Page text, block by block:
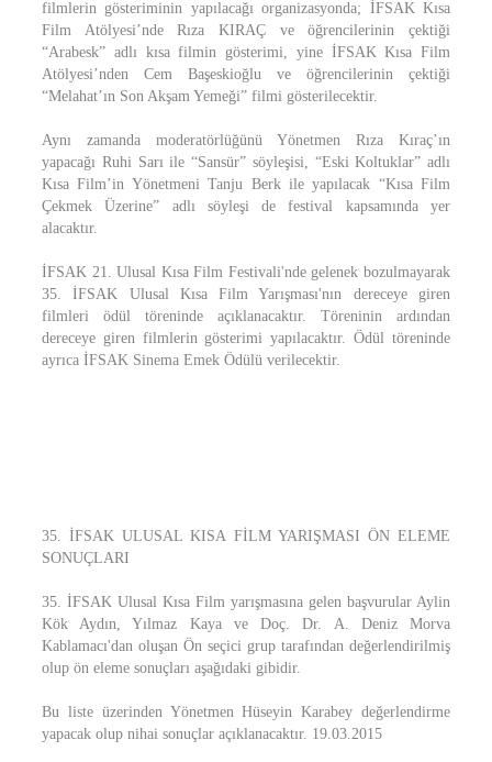
filmlerin gösteriminin yapılacağı organizasyonda; İFSAK Kısa
Film Atölyesi’nde Rıza KIRAÇ ve öğrencilerinin çektiği
“Arabesk” adlı kısa filmin gösterimi, yine İFSAK Kısa Film
Atölyesi’nden Cem Başeskioğlu ve öğrencilerinin çektiği
“Melahat’ın Son Akşam Yemeği” filmi gösterilecektir.
Aynı zamanda moderatörlüğünü Yönetmen Rıza Kıraç’ın
yapacağı Ruhi Sarı ile “Sansür” söyleşisi, “Eski Koltuklar” adlı
Kısa Film’in Yönetmeni Tanju Berk ile yapılacak “Kısa Film
Çekmek Üzerine” adlı söyleşi de festival kapsamında yer
alacaktır.
İFSAK 21. Ulusal Kısa Film Festivali'nde gelenek bozulmayarak
35. İFSAK Ulusal Kısa Film Yarışması'nın dereceye giren
filmleri ödül töreninde açıklanacaktır. Töreninin ardından
dereceye giren filmlerin gösterimi yapılacaktır. Ödül töreninde
ayrıca İFSAK Sinema Emek Ödülü verilecektir.
35. İFSAK ULUSAL KISA FİLM YARIŞMASI ÖN ELEME
SONUÇLARI
35. İFSAK Ulusal Kısa Film yarışmasına gelen başvurular Aylin
Kök Aydın, Yılmaz Kaya ve Doç. Dr. A. Deniz Morva
Kablamacı'dan oluşan Ön seçici grup tarafından değerlendirilmiş
olup ön eleme sonuçları aşağıdaki gibidir.
Bu liste üzerinden Yönetmen Hüseyin Karabey değerlendirme
yapacak olup nihai sonuçlar açıklanacaktır. 19.03.2015